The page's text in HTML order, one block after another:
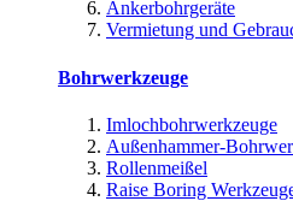
Ankerbohrgeräte
Vermietung und
Bohrwerkzeuge
Imlochbohrwerkzeuge
Außenhammer-
Rollenmeißel
Raise Boring